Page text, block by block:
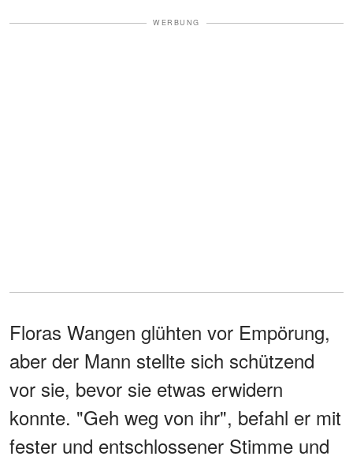
WERBUNG
Floras Wangen glühten vor Empörung,
aber der Mann stellte sich schützend
vor sie, bevor sie etwas erwidern
konnte. "Geh weg von ihr", befahl er mit
fester und entschlossener Stimme und